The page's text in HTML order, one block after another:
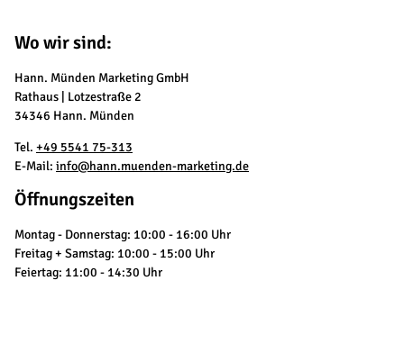
Wo wir sind:
Hann. Münden Marketing GmbH
Rathaus | Lotzestraße 2
34346 Hann. Münden
Tel. +49 5541 75-313
E-Mail: info@hann.muenden-marketing.de
Öffnungszeiten
Montag - Donnerstag: 10:00 - 16:00 Uhr
Freitag + Samstag: 10:00 - 15:00 Uhr
Feiertag: 11:00 - 14:30 Uhr